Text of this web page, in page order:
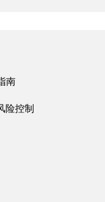
南
险控制